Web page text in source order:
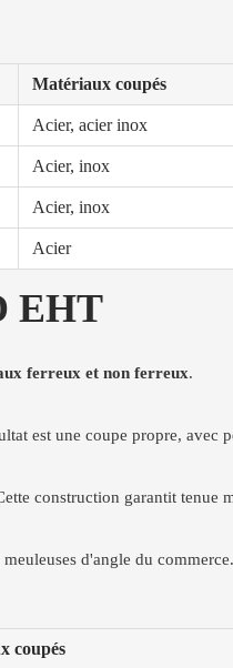
Matériaux coupés
Acier, acier inox
Acier, inox
Acier, inox
Acier
EHT
ferreux et non ferreux.
est une coupe propre, avec
construction garantit tenue
d'angle du commerce.
coupés